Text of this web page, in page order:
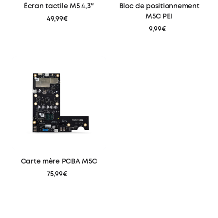
Écran tactile M5 4,3″
49,99€
Bloc de positionnement
M5C PEI
9,99€
Carte mère PCBA M5C
75,99€